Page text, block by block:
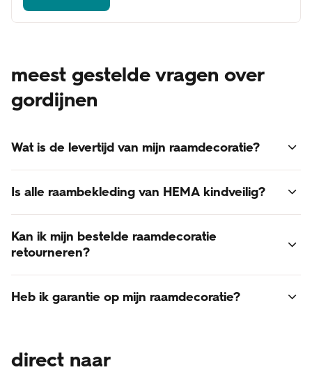
meest gestelde vragen over
gordijnen
Wat is de levertijd van mijn raamdecoratie?
Voor alle raamdecoratie geldt een levertijd van 3 - 6
weken.
Is alle raambekleding van HEMA kindveilig?
Ja, alle raambekleding van HEMA voldoet aan de laatst
gestelde normen voor kindveiligheid.
Kan ik mijn bestelde raamdecoratie
retourneren?
Retourneren van op maat gemaakte raamdecoratie is
helaas niet mogelijk. Raamdecoratie is een op maat
Neem dan contact op de met de klantenservice via 020
Heb ik garantie op mijn raamdecoratie?
Hierdoor heb je 5 jaar garantie op materiaal- en
direct naar